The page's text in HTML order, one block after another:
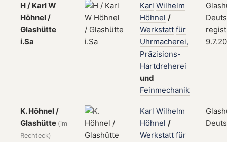
H / Karl W
Höhnel /
Glashütte
i.Sa
Karl Wilhelm
Höhnel /
Werkstatt für
Uhrmacherei,
Präzisions-
Hartdreherei
und
Feinmechanik
K. Höhnel /
Glashütte (im
Rechteck)
Karl Wilhelm
Höhnel /
Werkstatt für